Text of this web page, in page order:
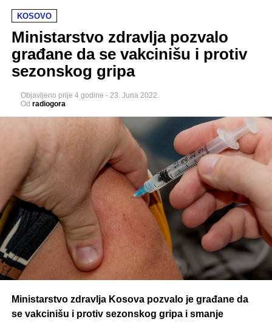
KOSOVO
Ministarstvo zdravlja pozvalo
građane da se vakcinišu i protiv
sezonskog gripa
Objavljeno prije 4 godine - 23. Juna 2022.
Od radiogora
Ministarstvo zdravlja Kosova pozvalo je građane da
se vakcinišu i protiv sezonskog gripa i smanje